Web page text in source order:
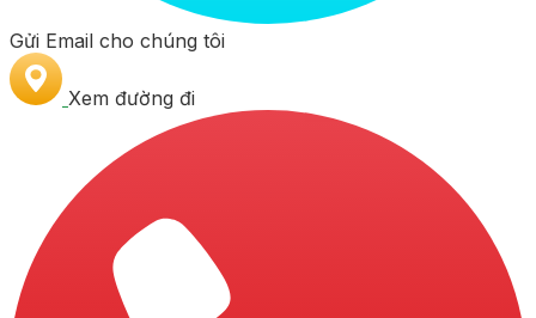
Gửi Email cho chúng tôi
Xem đường đi